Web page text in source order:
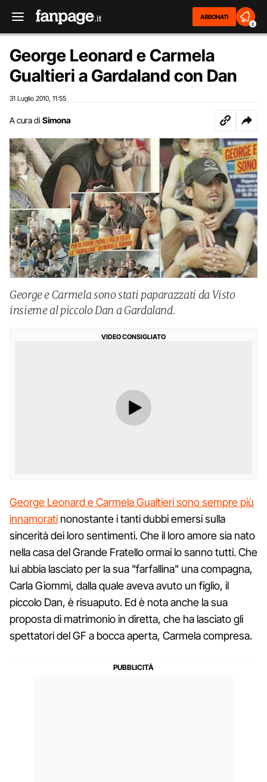
ABBONATI
2
George Leonard e Carmela
Gualtieri a Gardaland con Dan
31 Luglio 2010 11:55
A cura di Simona
George e Carmela sono stati paparazzati da Visto
insieme al piccolo Dan a Gardaland.
VIDEO CONSIGLIATO
George Leonard e Carmela Gualtieri sono sempre più
innamorati nonostante i tanti dubbi emersi sulla
sincerità dei loro sentimenti. Che il loro amore sia nato
nella casa del Grande Fratello ormai lo sanno tutti. Che
lui abbia lasciato per la sua "farfallina" una compagna,
Carla Giommi, dalla quale aveva avuto un figlio, il
piccolo Dan, è risuaputo. Ed è nota anche la sua
proposta di matrimonio in diretta, che ha lasciato gli
spettatori del GF a bocca aperta, Carmela compresa.